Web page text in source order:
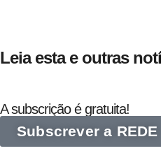
Leia esta e outras
A subscrição é gratuita!
Subscrever a REDE